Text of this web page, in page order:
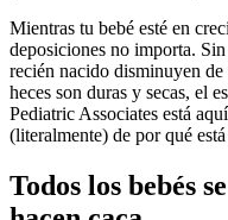
Mientras tu bebé esté en
deposiciones no importa.
recién nacido disminuyen de
heces son duras y secas, el
Pediatric Associates está
(literalmente) de por qué
Todos los bebés